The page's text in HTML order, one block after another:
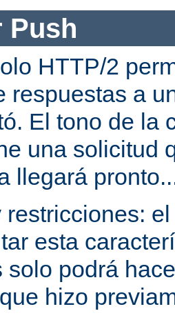
Push
HTTP/2
respuestas a
El tono de la
una solicitud
llegará
restricciones:
esta
solo podrá
hizo